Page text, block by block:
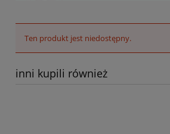
Ten produkt jest niedostępny.
inni kupili również